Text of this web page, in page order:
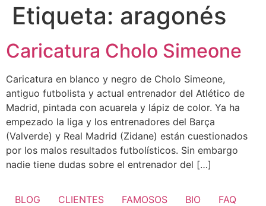
Etiqueta: aragonés
Caricatura Cholo Simeone
Caricatura en blanco y negro de Cholo Simeone,
antiguo futbolista y actual entrenador del Atlético de
Madrid, pintada con acuarela y lápiz de color. Ya ha
empezado la liga y los entrenadores del Barça
(Valverde) y Real Madrid (Zidane) están cuestionados
por los malos resultados futbolísticos. Sin embargo
nadie tiene dudas sobre el entrenador del […]
BLOG CLIENTES FAMOSOS BIO FAQ